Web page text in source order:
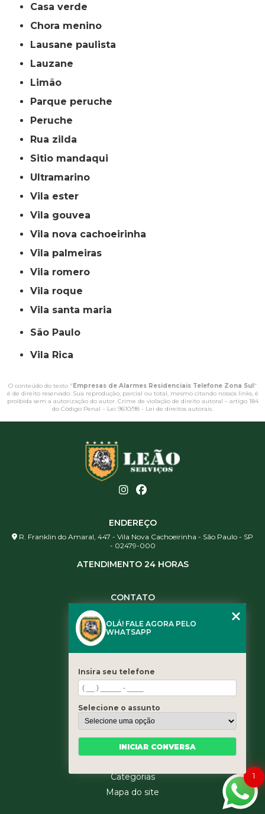
casa verde
chora menino
lausane paulista
lauzane
limão
parque peruche
peruche
rua zilda
sitio mandaqui
ultramarino
vila ester
vila gouvea
vila nova cachoeirinha
vila palmeiras
vila romero
vila roque
vila santa maria
São Paulo
Vila Rica
O conteúdo do texto "Empresas de Alarmes Residenciais Telefone Zona Sul"
é de direito reservado. Sua reprodução, parcial ou total, mesmo citando nossos links, é
proibida sem a autorização do autor. Crime de violação de direito autoral – artigo 184
do Código Penal – Lei 9610/98 - Lei de direitos autorais.
ENDEREÇO
R. Franklin do Amaral, 447 - Vila Nova Cachoeirinha - São Paulo - SP
- 02479-000
ATENDIMENTO 24 HORAS
CONTATO
(11) 3461-5871
contato@leaoservicos.com.br
Home
Quem somos
Serviços
Blog
Categorias
Mapa do site
1
OLÁ! FALE AGORA PELO
WHATSAPP
Insira seu telefone
Selecione o assunto
INICIAR CONVERSA